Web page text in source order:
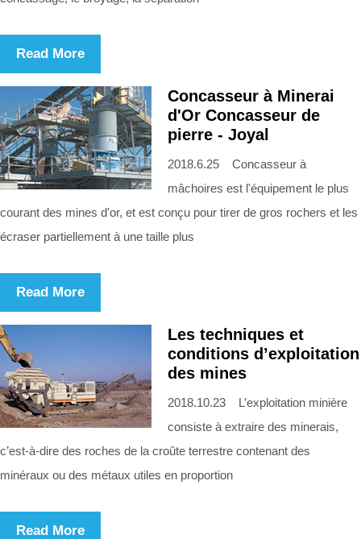
Read More
Concasseur à Minerai
d'Or Concasseur de
pierre - Joyal
2018.6.25 Concasseur à
mâchoires est l'équipement le plus
courant des mines d'or, et est conçu pour tirer de gros rochers et les
écraser partiellement à une taille plus
Read More
Les techniques et
conditions d’exploitation
des mines
2018.10.23 L’exploitation minière
consiste à extraire des minerais,
c’est-à-dire des roches de la croûte terrestre contenant des
minéraux ou des métaux utiles en proportion
Read More